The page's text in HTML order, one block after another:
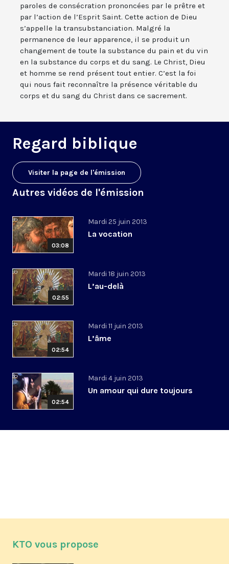
paroles de consécration prononcées par le prêtre et
par l’action de l’Esprit Saint. Cette action de Dieu
s’appelle la transubstanciation. Malgré la
permanence de leur apparence, il se produit un
changement de toute la substance du pain et du vin
en la substance du corps et du sang. Le Christ, Dieu
et homme se rend présent tout entier. C’est la foi
qui nous fait reconnaître la présence véritable du
corps et du sang du Christ dans ce sacrement.
Regard biblique
Visiter la page de l'émission
Autres vidéos de l'émission
03:08
Mardi 25 juin 2013
La vocation
02:55
Mardi 18 juin 2013
L’au-delà
02:54
Mardi 11 juin 2013
L’âme
02:54
Mardi 4 juin 2013
Un amour qui dure toujours
KTO vous propose